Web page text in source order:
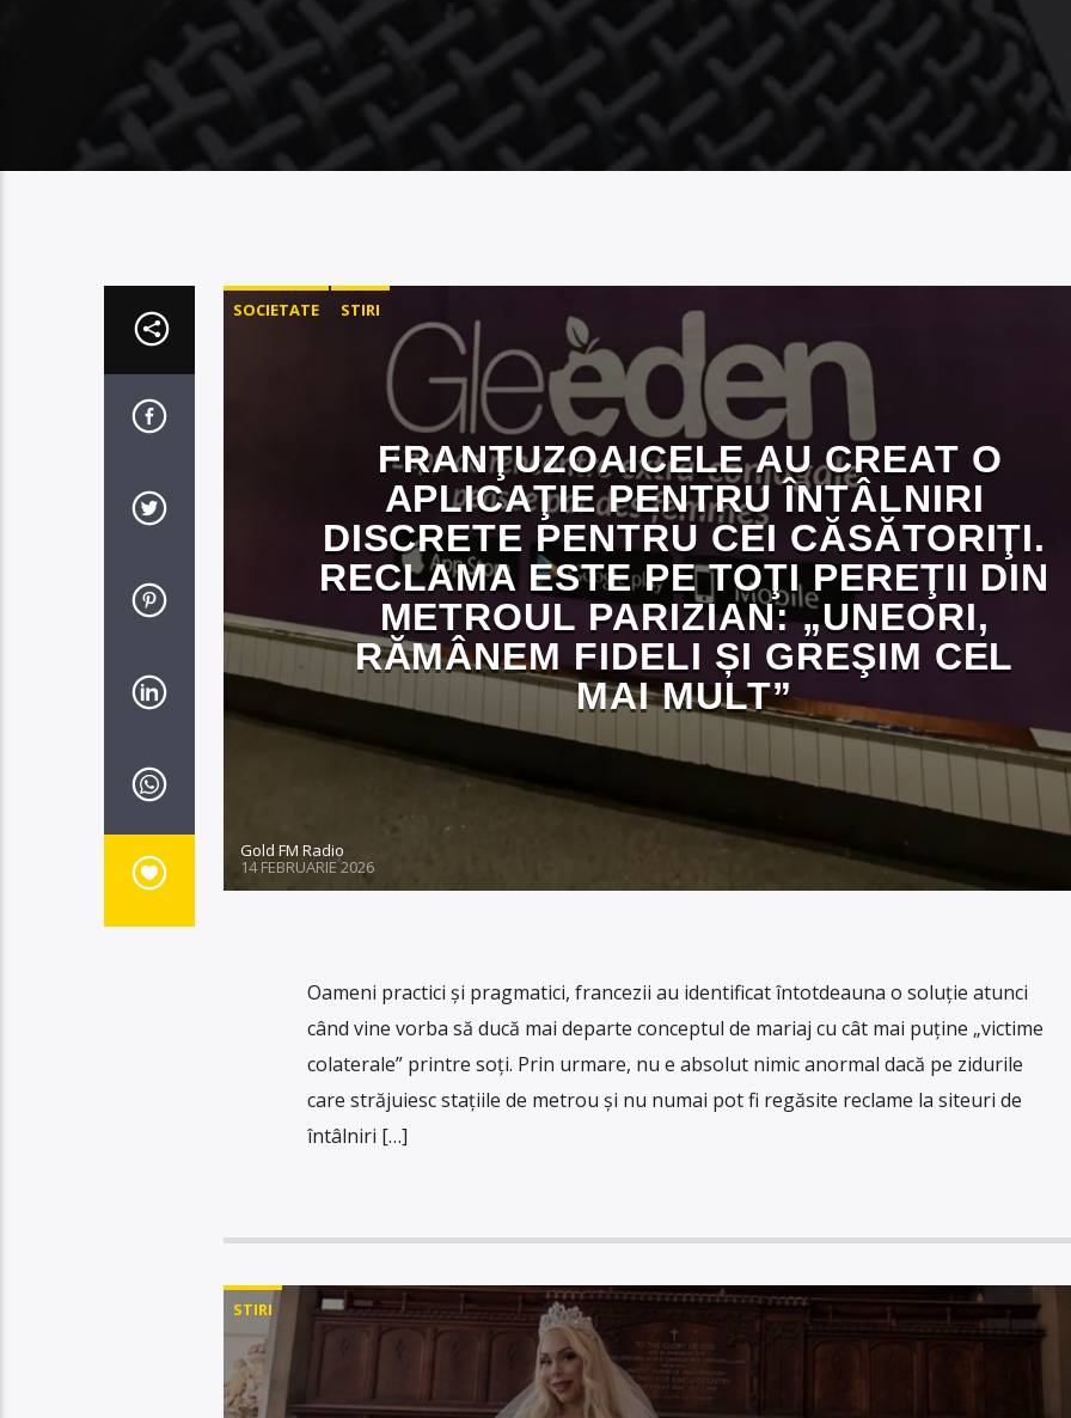
SOCIETATE STIRI
FRANŢUZOAICELE AU CREAT O
APLICAŢIE PENTRU ÎNTÂLNIRI
DISCRETE PENTRU CEI CĂSĂTORIŢI.
RECLAMA ESTE PE TOŢI PEREŢII DIN
METROUL PARIZIAN: „UNEORI,
RĂMÂNEM FIDELI ȘI GREŞIM CEL
MAI MULT”
Gold FM Radio
14 FEBRUARIE 2026
Oameni practici şi pragmatici, francezii au identificat întotdeauna o soluţie atunci
când vine vorba să ducă mai departe conceptul de mariaj cu cât mai puţine „victime
colaterale” printre soţi. Prin urmare, nu e absolut nimic anormal dacă pe zidurile
care străjuiesc staţiile de metrou şi nu numai pot fi regăsite reclame la siteuri de
întâlniri […]
STIRI